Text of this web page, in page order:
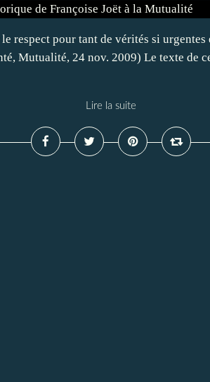
respect pour tant de vérités si urgentes
Mutualité, 24 nov. 2009) Le texte de
Lire la suite